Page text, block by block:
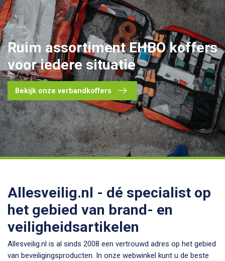
Ruim assortimentEHBO koffers
voor iedere situatie
Bekijk onze verbandkoffers
Allesveilig.nl - dé specialist op
het gebied van brand- en
veiligheidsartikelen
Allesveilig.nl is al sinds 2008 een vertrouwd adres op het gebied
van beveiligingsproducten. In onze webwinkel kunt u de beste